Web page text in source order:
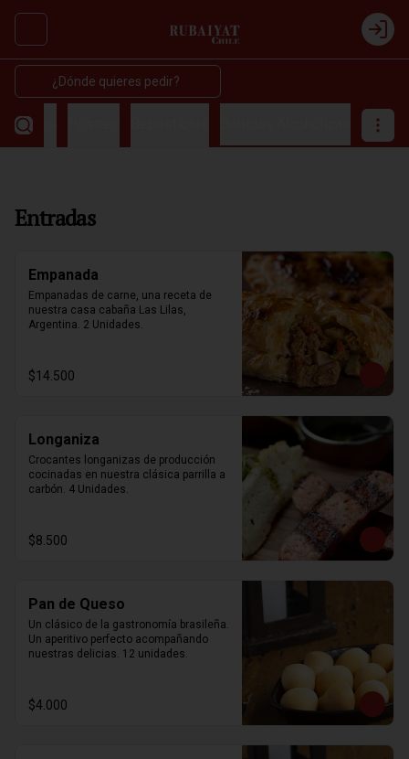
Abrir menu de navegación Login
¿Dónde quieres pedir?
Entradas
Empanada
Empanadas de carne, una receta de
nuestra casa cabaña Las Lilas,
Argentina. 2 Unidades.
$14.500
Longaniza
Crocantes longanizas de producción
cocinadas en nuestra clásica parrilla a
carbón. 4 Unidades.
$8.500
Pan de Queso
Un clásico de la gastronomía brasileña.
Un aperitivo perfecto acompañando
nuestras delicias. 12 unidades.
$4.000